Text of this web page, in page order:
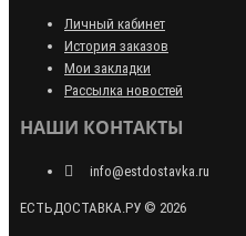
Личный кабинет
История заказов
Мои закладки
Рассылка новостей
НАШИ КОНТАКТЫ
info@estdostavka.ru
ЕСТЬДОСТАВКА.РУ © 2026